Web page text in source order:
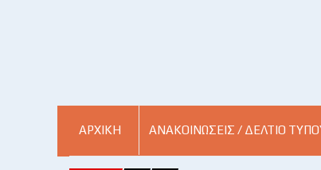
ΑΡΧΙΚΗ ΑΝΑΚΟΙΝΏΣΕΙΣ / ΔΕΛΤΊΟ